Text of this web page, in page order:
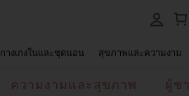
กางเกงในและชุดนอน สุขภาพและความงาม
ความงามและสุขภาพ ผู้ช